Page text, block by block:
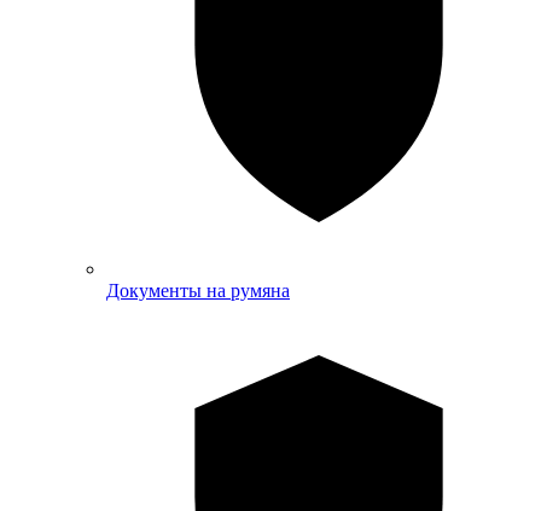
Документы на румяна